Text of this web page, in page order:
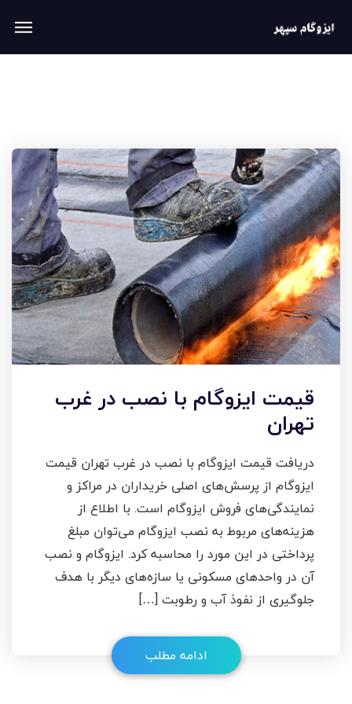
قیمت ایزوگام با نصب در غرب
تهران
دریافت قیمت ایزوگام با نصب در غرب تهران قیمت
ایزوگام از پرسش‌های اصلی خریداران در مراکز و
نمایندگی‌های فروش ایزوگام است. با اطلاع از
هزینه‌های مربوط به نصب ایزوگام می‌توان مبلغ
پرداختی در این مورد را محاسبه کرد. ایزوگام و نصب
آن در واحد‌های مسکونی یا ساز‌ه‌های دیگر با هدف
جلوگیری از نفوذ آب و رطوبت […]
ادامه مطلب